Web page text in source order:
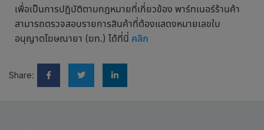
เพื่อเป็นการปฏิบัติตามกฎหมายที่เกี่ยวข้อง พาร์ทเนอร์ร้านค้า
สามารถตรวจสอบรายการสินค้าที่ต้องแสดงหมายเลขใบ
อนุญาตโฆษณายา (ฆท.) ได้ที่นี่ คลิก
Share: